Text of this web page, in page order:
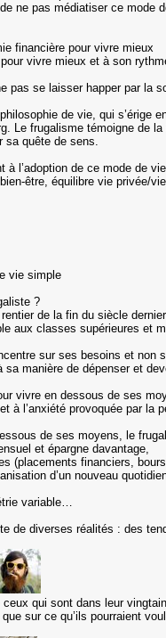
ne pas médiatiser ce mode
financière pour vivre mieux
pour vivre mieux et à son
pas se laisser happer par la
de vie, qui s’érige
Le frugalisme témoigne de
sa quête de sens.
à l’adoption de ce mode de
être, équilibre vie privée/
vie simple
?
de la fin du siècle
aux classes supérieures et
sur ses besoins et non
sa manière de dépenser et
vivre en dessous de ses
à l’anxiété provoquée par la
de ses moyens, le
et épargne davantage,
(placements financiers,
d’un nouveau
variable…
de diverses réalités : des
ceux qui sont dans leur
sur ce qu’ils pourraient